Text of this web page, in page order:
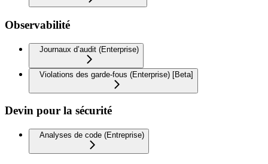
Observabilité
Journaux d’audit (Enterprise)
Violations des garde-fous (Enterprise) [Beta]
Devin pour la sécurité
Analyses de code (Entreprise)